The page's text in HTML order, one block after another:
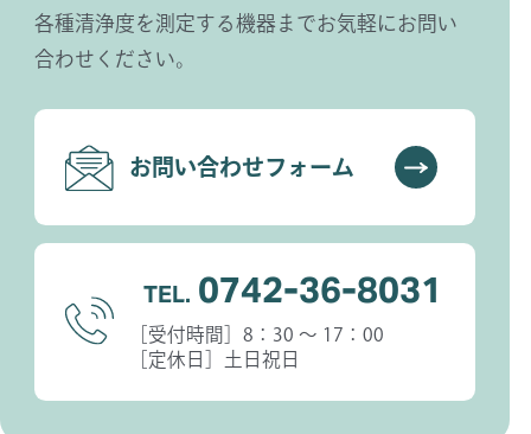
各種清浄度を測定する機器までお気軽にお問い
合わせください。
お問い合わせフォーム
TEL. 0742-36-8031
［受付時間］8：30 〜 17：00
［定休日］土日祝日